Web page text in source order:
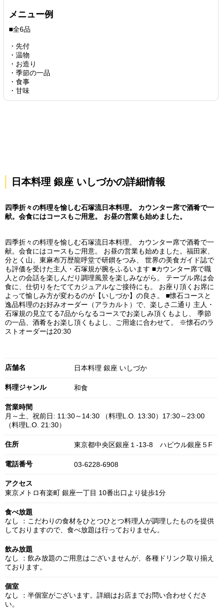
メニュー例
■全6品
・先付
・温物
・お造り
・季節の一品
・食事
・甘味
日本料理 銀座 いしづかの詳細情報
四季折々の料理を愉しむ石塚流日本料理。 カウンター席で酒肴で一
献。会食にはコースもご用意。 お昼の営業も始めました。
四季折々の料理を愉しむ石塚流日本料理。 カウンター席で酒肴で一
献。会食にはコースもご用意。 お昼の営業も始めました。福田家、
分とく山、東麻布万歴龍呼堂で研鑚をつみ、 世界の美食ガイド誌で
も評価を受けた主人・石塚規が腕をふるいます ■カウンター席で職
人との会話を楽しんだり調理風景を楽しみながら。 テーブル席は会
食に、仕切りをたててカジュアルなご接待にも。 お座り頂くお席に
よって愉しみ方が変わるのが【いしづか】の良さ。 ■懐石コースと
逸品料理のお好みオーダー（アラカルト）で、楽しさ二通り 主人・
石塚規の見立てる7品からなるコースでお楽しみ頂くもよし、 季節
の一品、酒肴をお楽し頂くもよし、ご用途に合わせて。 ※懐石のラ
ストオーダーは20:30
店舗名 日本料理 銀座 いしづか
料理ジャンル 和食
営業時間
月～土、祝前日: 11:30～14:30 （料理L.O. 13:30）17:30～23:00
（料理L.O. 21:30）
住所 東京都中央区銀座１-13-8 ハビウル銀座５F
電話番号 03-6228-6908
アクセス
東京メトロ有楽町 銀座一丁目 10番出口より徒歩1分
食べ放題
なし ：こだわりの食材をひとつひとつ料理人が調理したものを提供
しておりますので、食べ放題は行っておりません。
飲み放題
なし ：飲み放題のご用意はございませんが、各種ドリンク取り揃え
ております。
個室
なし ：半個室がございます。詳細はお店までお問い合わせくださ
い。